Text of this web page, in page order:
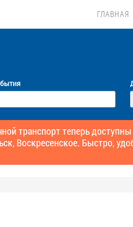
ГЛАВНАЯ
транспорт теперь
Воскресенское. Быстро,